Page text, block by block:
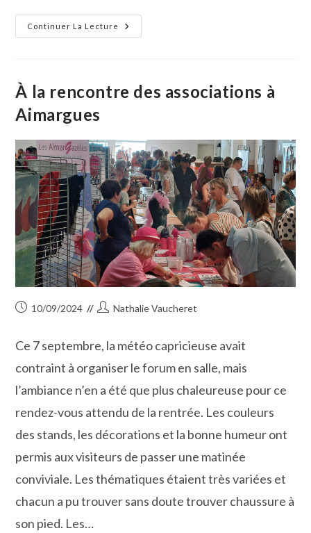
Continuer La Lecture
Vauvert :
Les
Journée
À la rencontre des associations à
Aimargues
Publication
10/09/2024
Auteur/autrice
publication :
Nathalie Vaucheret
Ce 7 septembre, la météo capricieuse avait
contraint à organiser le forum en salle, mais
l’ambiance n’en a été que plus chaleureuse pour ce
rendez-vous attendu de la rentrée. Les couleurs
des stands, les décorations et la bonne humeur ont
permis aux visiteurs de passer une matinée
conviviale. Les thématiques étaient très variées et
chacun a pu trouver sans doute trouver chaussure à
son pied. Les…